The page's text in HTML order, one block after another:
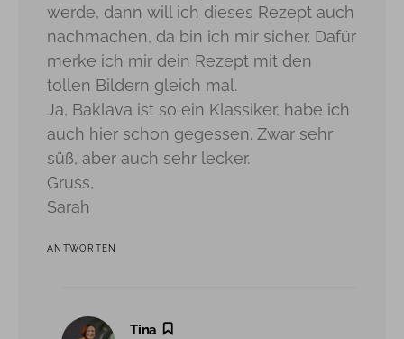
werde, dann will ich dieses Rezept auch
nachmachen, da bin ich mir sicher. Dafür
merke ich mir dein Rezept mit den
tollen Bildern gleich mal.
Ja, Baklava ist so ein Klassiker, habe ich
auch hier schon gegessen. Zwar sehr
süß, aber auch sehr lecker.
Gruss,
Sarah
ANTWORTEN
Tina